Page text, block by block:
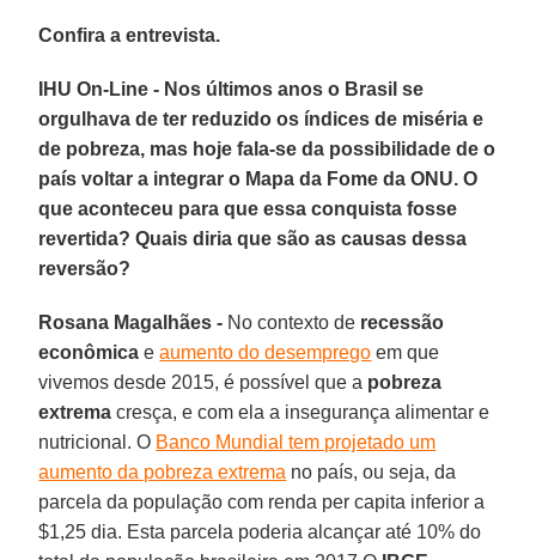
Confira a entrevista.
IHU On-Line - Nos últimos anos o Brasil se
orgulhava de ter reduzido os índices de miséria e
de pobreza, mas hoje fala-se da possibilidade de o
país voltar a integrar o Mapa da Fome da ONU. O
que aconteceu para que essa conquista fosse
revertida? Quais diria que são as causas dessa
reversão?
Rosana Magalhães - No contexto de recessão
econômica eaumento do desemprego em que
vivemos desde 2015, é possível que a pobreza
extrema cresça, e com ela a insegurança alimentar e
nutricional. O Banco Mundial tem projetado um
aumento da pobreza extrema no país, ou seja, da
parcela da população com renda per capita inferior a
$1,25 dia. Esta parcela poderia alcançar até 10% do